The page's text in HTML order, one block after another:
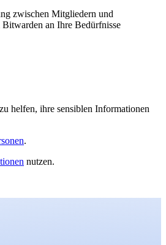
zwischen Mitgliedern und
an Ihre Bedürfnisse
helfen, ihre sensiblen Informationen
.
nutzen.